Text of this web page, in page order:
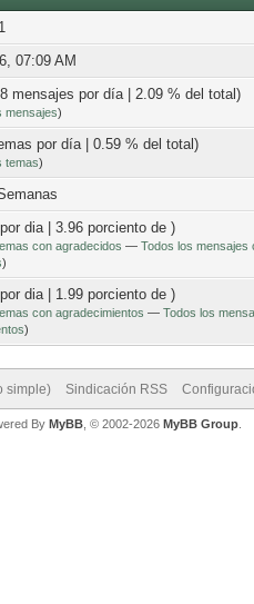
07:09 AM
mensajes por día | 2.09 % del total)
mensajes)
por día | 0.59 % del total)
temas)
dia | 3.96 porciento de )
con agradecidos — Todos los mensajes
)
dia | 1.99 porciento de )
con agradecimientos — Todos los
)
simple) Sindicación RSS
By MyBB , © 2002-2026 MyBB Group